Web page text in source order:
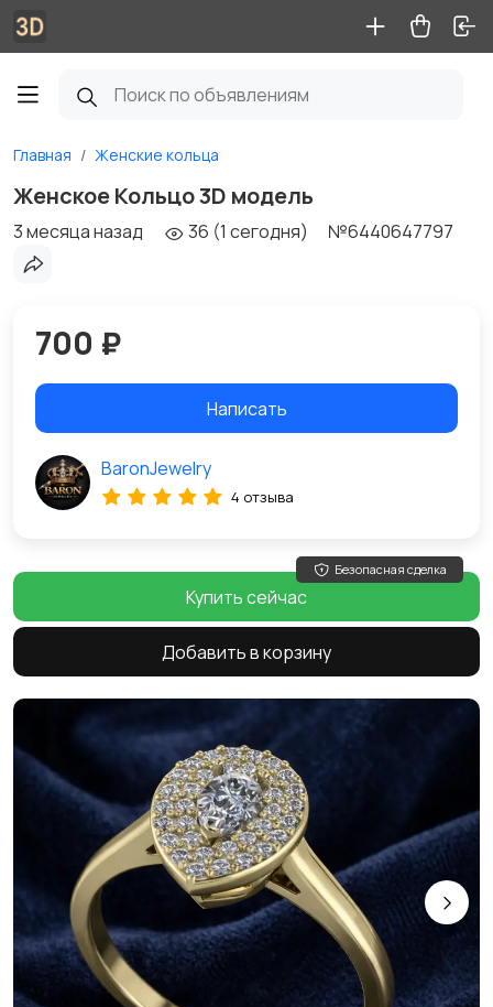
Главная Женские кольца
Женское Кольцо 3D модель
3 месяца назад 36 (1 сегодня) №6440647797
700 ₽
Написать
BaronJewelry
4 отзыва
Безопасная сделка
Купить сейчас
Добавить в корзину